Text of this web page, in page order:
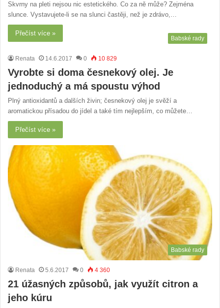
Skvrny na pleti nejsou nic estetického. Co za ně může? Zejména
slunce. Vystavujete-li se na slunci častěji, než je zdrávo,…
Přečíst více »
Babské rady
Renata 14.6.2017 0 10 829
Vyrobte si doma česnekový olej. Je
jednoduchý a má spoustu výhod
Plný antioxidantů a dalších živin; česnekový olej je svěží a
aromatickou přísadou do jídel a také tím nejlepším, co můžete…
Přečíst více »
Babské rady
Renata 5.6.2017 0 4 360
21 úžasných způsobů, jak využít citron a
jeho kúru